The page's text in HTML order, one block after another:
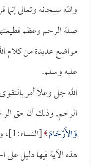
والله سبحانه وتعالى
صلة الرحم وعظم
مواضع عديدة من كلام
عليه وسلم.
الله جل وعلا أمر
الرحم, وذلك أن حق
وَالأَرْحَامَ
هذه الآية فيها دليل